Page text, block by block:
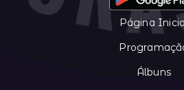
Página
Álbuns